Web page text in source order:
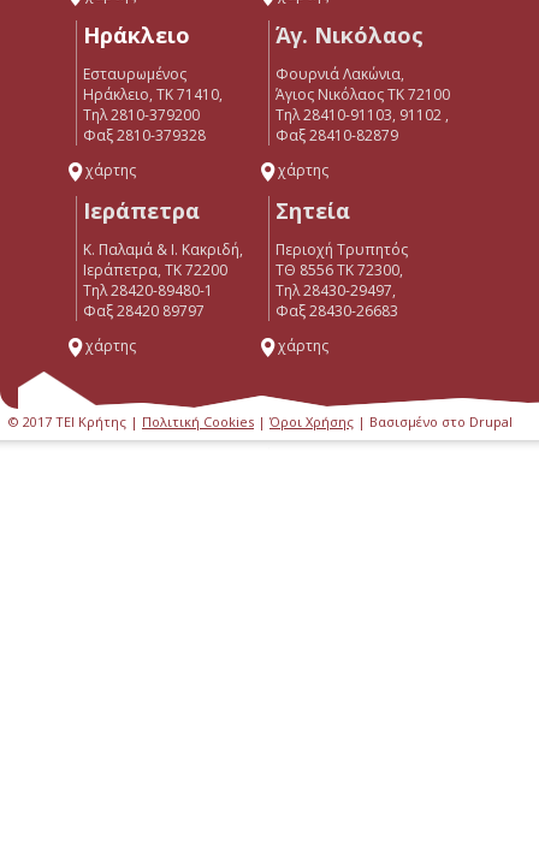
Ηράκλειο
Εσταυρωμένος
Ηράκλειο, ΤΚ 71410,
Τηλ 2810-379200
Φαξ 2810-379328
χάρτης
Άγ. Νικόλαος
Φουρνιά Λακώνια,
Άγιος Νικόλαος ΤΚ 72100
Τηλ 28410-91103, 91102 ,
Φαξ 28410-82879
χάρτης
Ιεράπετρα
Κ. Παλαμά & Ι. Κακριδή,
Ιεράπετρα, ΤΚ 72200
Tηλ 28420-89480-1
Φαξ 28420 89797
χάρτης
Σητεία
Περιοχή Τρυπητός
ΤΘ 8556 ΤΚ 72300,
Τηλ 28430-29497,
Φαξ 28430-26683
χάρτης
© 2017 ΤΕΙ Κρήτης | Πολιτική Cookies | Όροι Χρήσης | Βασισμένο στο Drupal